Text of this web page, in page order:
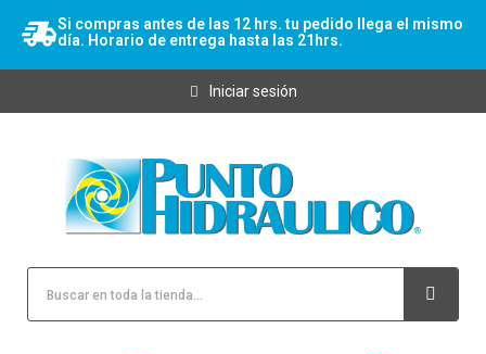
Si compras antes de las 12 hrs. tu pedido llega el mismo
día. Horario de entrega hasta las 21hrs.
Iniciar sesión